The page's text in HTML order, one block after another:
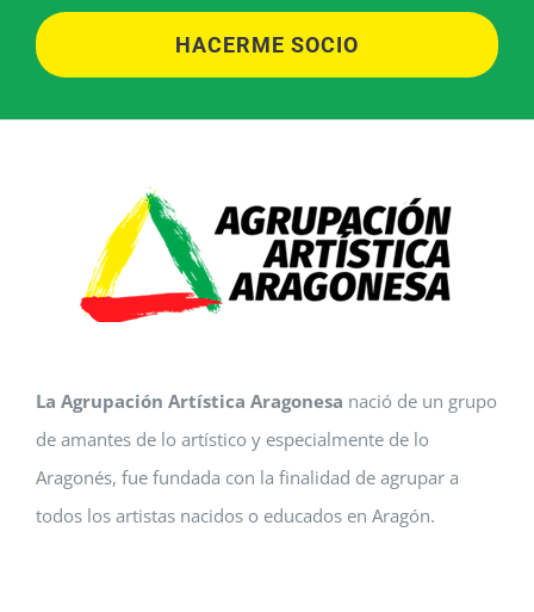
HACERME SOCIO
La Agrupación Artística Aragonesa nació de un grupo
de amantes de lo artístico y especialmente de lo
Aragonés, fue fundada con la finalidad de agrupar a
todos los artistas nacidos o educados en Aragón.